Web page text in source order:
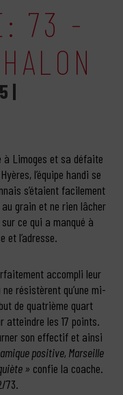
73 -
|
à Limoges et sa défaite
l’équipe handi se
s’étaient facilement
grain et ne rien lâcher
ce qui a manqué à
et l’adresse.
accompli leur
résistèrent qu’une mi-
de quatrième quart
atteindre les 17 points.
son effectif et ainsi
positive, Marseille
» confie la coache.
73.